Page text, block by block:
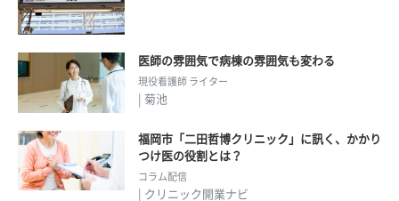
医師の雰囲気で病棟の雰囲気も変わる
現役看護師 ライター
| 菊池
福岡市「二田哲博クリニック」に訊く、かかり
つけ医の役割とは？
コラム配信
| クリニック開業ナビ